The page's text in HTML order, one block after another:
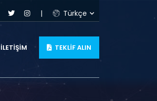
Türkçe
İLETİŞİM TEKLİF ALIN